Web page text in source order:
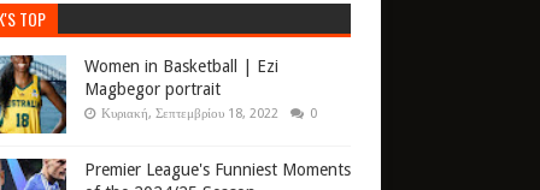
TOP
Women in Basketball | Ezi
Magbegor portrait
Κυριακή, Σεπτεμβρίου 18, 2022 0
Premier League's Funniest Moments